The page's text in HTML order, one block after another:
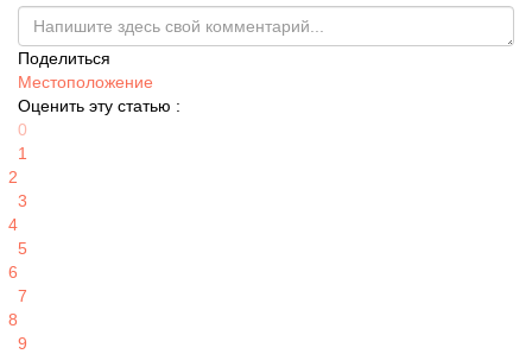
Поделиться
Местоположение
Оценить эту статью :
0
1
2
3
4
5
6
7
8
9